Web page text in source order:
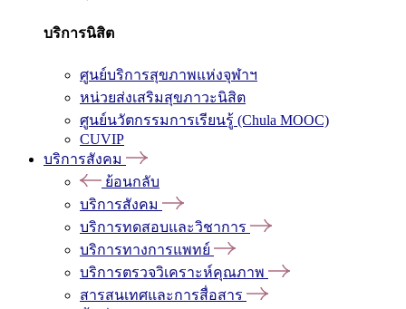
บริการนิสิต
ศูนย์บริการสุขภาพแห่งจุฬาฯ
หน่วยส่งเสริมสุขภาวะนิสิต
ศูนย์นวัตกรรมการเรียนรู้ (Chula MOOC)
CUVIP
บริการสังคม
ย้อนกลับ
บริการสังคม
บริการทดสอบและวิชาการ
บริการทางการแพทย์
บริการตรวจวิเคราะห์คุณภาพ
สารสนเทศและการสื่อสาร